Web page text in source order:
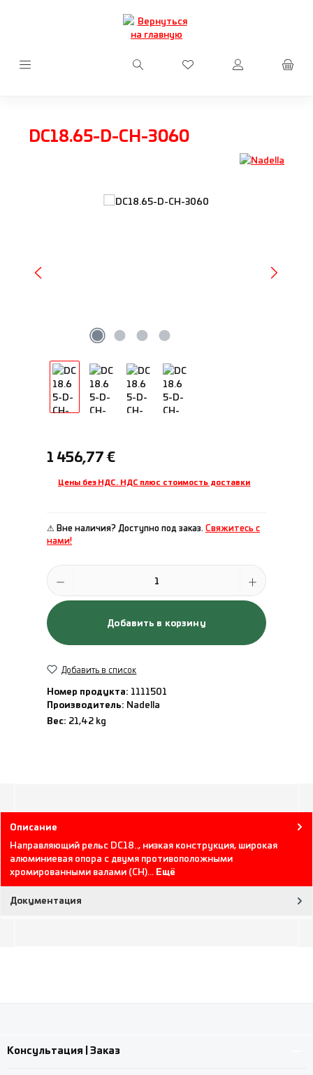
Перейти к основному содержанию
У вас есть товары из
DC18.65-D-CH-3060
Пропустить галерею изображений
Обычная цена:
1 456,77 €
Цены без НДС. НДС плюс стоимость доставки
⚠ Вне наличия? Доступно под заказ. Свяжитесь с
нами!
Количество продукта: введите желаемое количество или
Добавить в корзину
Добавить в список
Номер продукта: 1111501
Производитель: Nadella
Вес: 21,42 kg
Описание
Направляющий рельс DC18.., низкая конструкция, широкая
алюминиевая опора с двумя противоположными
хромированными валами (CH)… Ещё
Документация
Консультация | Заказ